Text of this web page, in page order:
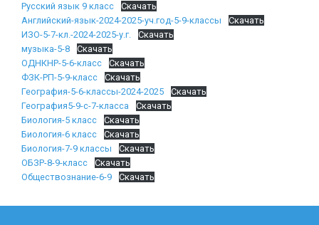
Русский язык 9 класс
Скачать
Английский-язык-2024-2025-уч.год-5-9-классы
Скачать
ИЗО-5-7-кл.-2024-2025-у.г.
Скачать
музыка-5-8
Скачать
ОДНКНР-5-6-класс
Скачать
ФЗК-РП-5-9-класс
Скачать
География-5-6-классы-2024-2025
Скачать
География5-9-с-7-класса
Скачать
Биология-5 класс
Скачать
Биология-6 класс
Скачать
Биология-7-9 классы
Скачать
ОБЗР-8-9-класс
Скачать
Обществознание-6-9
Скачать